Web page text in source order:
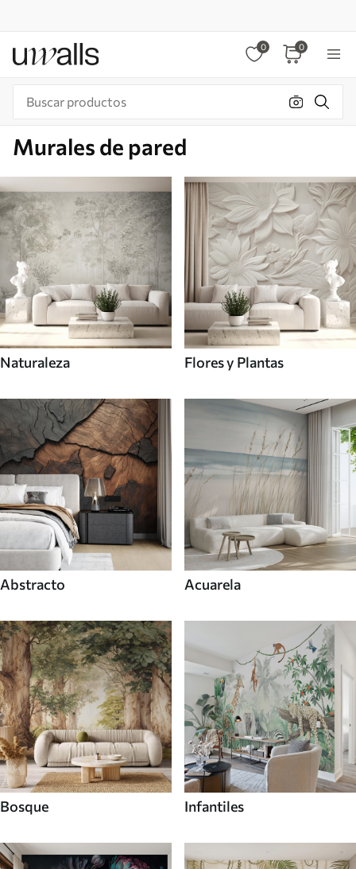
0 0
Murales de pared
Naturaleza Flores y Plantas
Abstracto Acuarela
Bosque Infantiles